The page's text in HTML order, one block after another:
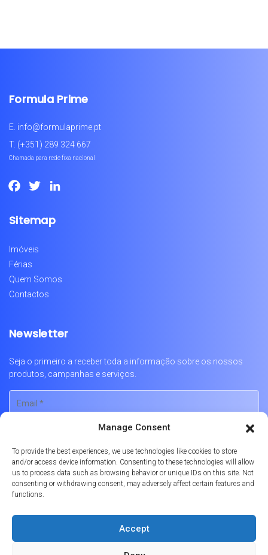
Manage Consent
To provide the best experiences, we use technologies like cookies to store
and/or access device information. Consenting to these technologies will allow
us to process data such as browsing behavior or unique IDs on this site. Not
consenting or withdrawing consent, may adversely affect certain features and
functions.
Accept
Formula Prime
E. info@formulaprime.pt
T. (+351) 289 324 667
Chamada para rede fixa nacional
Facebook
Twitter
Sitemap
Imóveis
Férias
Quem Somos
Contactos
Newsletter
Seja o primeiro a receber toda a informação sobre os nossos
produtos, campanhas e serviços.
Português
Política de Privacidade Política de Cookies Livro de Reclamações Online